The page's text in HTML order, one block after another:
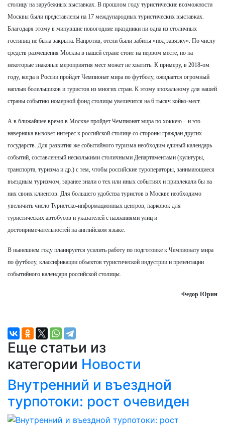
столицу на зарубежных выставках. В прошлом году туристические возможности
Москвы были представлены на 17 международных туристических выставках.
Благодаря этому в минувшие новогодние праздники ни одна из столичных
гостиниц не была закрыта. Напротив, отели были забиты «под завязку». По числу
средств размещения Москва в нашей стране стоит на первом месте, но на
некоторые знаковые мероприятия мест может не хватить. К примеру, в 2018-ом
году, когда в России пройдет Чемпионат мира по футболу, ожидается огромный
наплыв болельщиков и туристов из многих стран. К этому эпохальному для нашей
страны событию номерной фонд столицы увеличится на 6 тысяч койко-мест.
А в ближайшее время в Москве пройдет Чемпионат мира по хоккею – и это
наверняка вызовет интерес к российской столице со стороны граждан других
государств. Для развития же событийного туризма необходим единый календарь
событий, составленный несколькими столичными Департаментами (культуры,
транспорта, туризма и др.) с тем, чтобы российские туроператоры, занимающиеся
въездным туризмом, заранее знали о тех или иных событиях и привлекали бы на
них своих клиентов. Для большего удобства туристов в Москве необходимо
увеличить число Туристско-информационных центров, парковок для
туристических автобусов и указателей с названиями улиц и
достопримечательностей на английском языке.
В нынешнем году планируется усилить работу по подготовке к Чемпионату мира
по футболу, классификации объектов туристической индустрии и презентации
событийного календаря российской столицы.
Федор Юрин
Еще статьи из
категории Новости
Внутренний и въездной
турпотоки: рост очевиден